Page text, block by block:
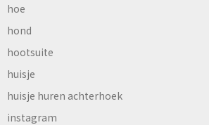
hoe
hond
hootsuite
huisje
huisje huren achterhoek
instagram